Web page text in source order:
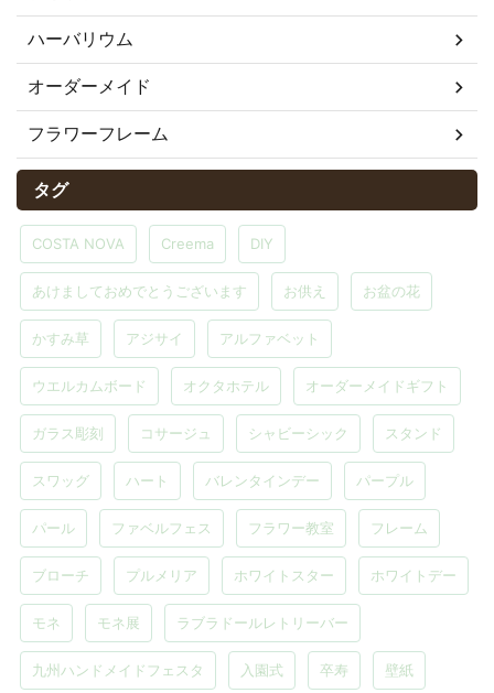
ハーバリウム
オーダーメイド
フラワーフレーム
タグ
COSTA NOVA Creema DIY
あけましておめでとうございます お供え お盆の花
かすみ草 アジサイ アルファベット
ウエルカムボード オクタホテル オーダーメイドギフト
ガラス彫刻 コサージュ シャビーシック スタンド
スワッグ ハート バレンタインデー パープル
パール ファベルフェス フラワー教室 フレーム
ブローチ プルメリア ホワイトスター ホワイトデー
モネ モネ展 ラブラドールレトリーバー
九州ハンドメイドフェスタ 入園式 卒寿 壁紙